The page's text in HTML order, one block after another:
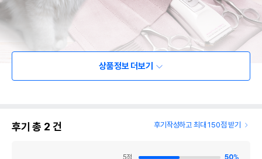
상품정보 더보기
후기 총 2 건 후기작성하고 최대 150점 받기
5점 50%